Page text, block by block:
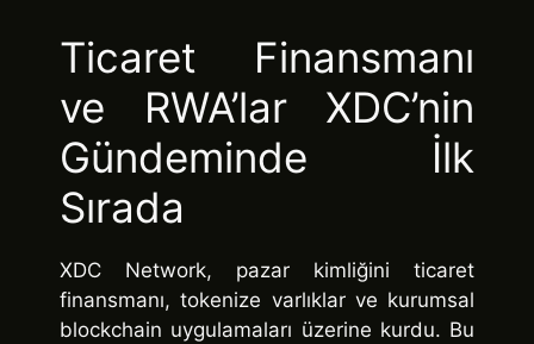
Ticaret Finansmanı
ve RWA’lar XDC’nin
Gündeminde İlk
Sırada
XDC Network, pazar kimliğini ticaret
finansmanı, tokenize varlıklar ve kurumsal
blockchain uygulamaları üzerine kurdu. Bu